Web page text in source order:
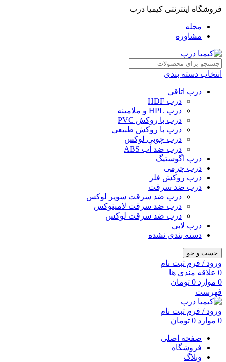
فروشگاه اینترنتی کیمیا درب
مجله
مشاوره
انتخاب دسته بندی
درب اتاقی
درب HDF
درب HPL و ملامینه
درب با روکش PVC
درب با روکش طبیعی
درب چوبی لوکس
درب ضد آب ABS
درب اگوستیگ
درب چرمی
درب روکش فلز
درب ضد سرقت
درب ضد سرقت سوپر لوکس
درب ضد سرقت لامینوکس
درب ضد سرقت لوکس
درب لابی
دسته بندی نشده
جست و جو
ورود / فرم ثبت نام
0 علاقه مندی ها
0 موارد 0 تومان
فهرست
ورود / فرم ثبت نام
0 موارد 0 تومان
صفحه اصلی
فروشگاه
وبلاگ